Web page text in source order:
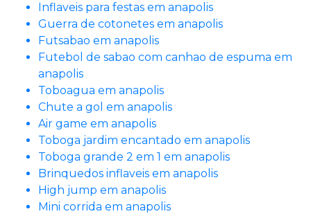
Inflaveis para festas em anapolis
Guerra de cotonetes em anapolis
Futsabao em anapolis
Futebol de sabao com canhao de espuma em
anapolis
Toboagua em anapolis
Chute a gol em anapolis
Air game em anapolis
Toboga jardim encantado em anapolis
Toboga grande 2 em 1 em anapolis
Brinquedos inflaveis em anapolis
High jump em anapolis
Mini corrida em anapolis